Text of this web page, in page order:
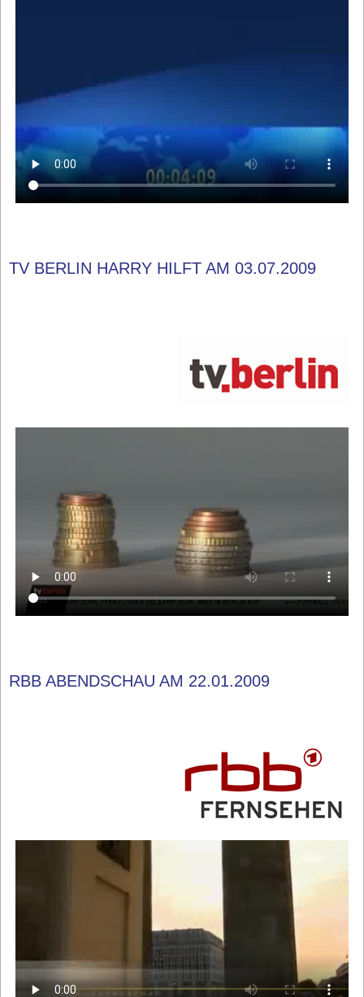
TV BERLIN HARRY HILFT AM 03.07.2009
RBB ABENDSCHAU AM 22.01.2009